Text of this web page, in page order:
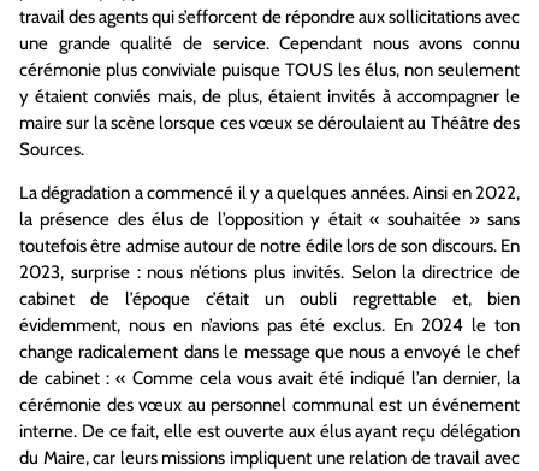
travail des agents qui s’efforcent de répondre aux sollicitations avec
une grande qualité de service. Cependant nous avons connu
cérémonie plus conviviale puisque TOUS les élus, non seulement
y étaient conviés mais, de plus, étaient invités à accompagner le
maire sur la scène lorsque ces vœux se déroulaient au Théâtre des
Sources.
La dégradation a commencé il y a quelques années. Ainsi en 2022,
la présence des élus de l’opposition y était « souhaitée » sans
toutefois être admise autour de notre édile lors de son discours. En
2023, surprise : nous n’étions plus invités. Selon la directrice de
cabinet de l’époque c’était un oubli regrettable et, bien
évidemment, nous en n’avions pas été exclus. En 2024 le ton
change radicalement dans le message que nous a envoyé le chef
de cabinet : « Comme cela vous avait été indiqué l’an dernier, la
cérémonie des vœux au personnel communal est un événement
interne. De ce fait, elle est ouverte aux élus ayant reçu délégation
du Maire, car leurs missions impliquent une relation de travail avec